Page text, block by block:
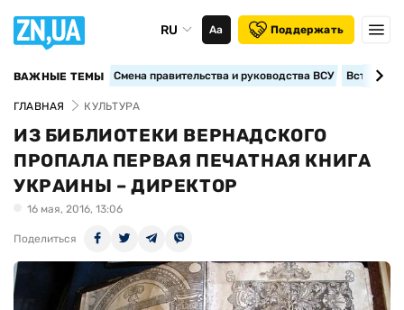
RU Аа Поддержать
ВАЖНЫЕ ТЕМЫ Смена правительства и руководства ВСУ
ГЛАВНАЯ КУЛЬТУРА
ИЗ БИБЛИОТЕКИ ВЕРНАДСКОГО
ПРОПАЛА ПЕРВАЯ ПЕЧАТНАЯ КНИГА
УКРАИНЫ – ДИРЕКТОР
16 мая, 2016, 13:06
Поделиться